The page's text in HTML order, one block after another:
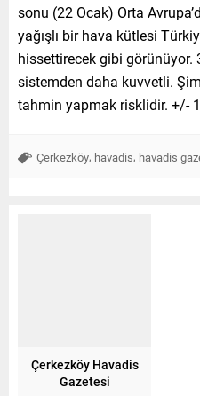
sonu (22 Ocak) Orta
yağışlı bir hava kütlesi
hissettirecek gibi görünüyor.
sistemden daha kuvvetli.
tahmin yapmak risklidir. +/-
Çerkezköy, havadis, havadis
Çerkezköy Havadis
Gazetesi